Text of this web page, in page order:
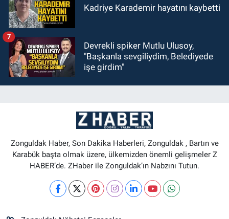
Kadriye Karademir hayatını kaybetti
Devrekli spiker Mutlu Ulusoy,
"Başkanla sevgiliydim, Belediyede
işe girdim"
7
Zonguldak Haber, Son Dakika Haberleri, Zonguldak , Bartın ve
Karabük başta olmak üzere, ülkemizden önemli gelişmeler Z
HABER’de. ZHaber ile Zonguldak’ın Nabzını Tutun.